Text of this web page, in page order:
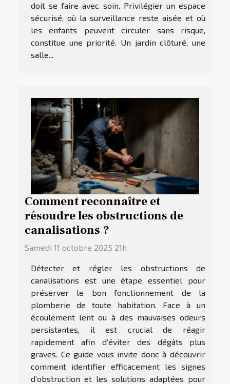
doit se faire avec soin. Privilégier un espace
sécurisé, où la surveillance reste aisée et où
les enfants peuvent circuler sans risque,
constitue une priorité. Un jardin clôturé, une
salle...
Comment reconnaître et
résoudre les obstructions de
canalisations ?
Samedi 11 octobre 2025 21h
Détecter et régler les obstructions de
canalisations est une étape essentiel pour
préserver le bon fonctionnement de la
plomberie de toute habitation. Face à un
écoulement lent ou à des mauvaises odeurs
persistantes, il est crucial de réagir
rapidement afin d’éviter des dégâts plus
graves. Ce guide vous invite donc à découvrir
comment identifier efficacement les signes
d’obstruction et les solutions adaptées pour